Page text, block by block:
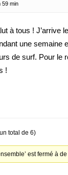
59 min
à tous ! J’arrive
une semaine
de surf. Pour le
!
total de 6)
est fermé à